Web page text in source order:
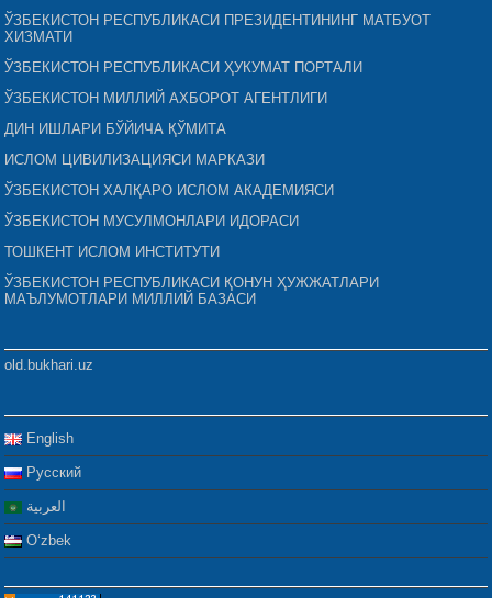
ЎЗБЕКИСТОН РЕСПУБЛИКАСИ ПРЕЗИДЕНТИНИНГ МАТБУОТ
ХИЗМАТИ
ЎЗБЕКИСТОН РЕСПУБЛИКАСИ ҲУКУМАТ ПОРТАЛИ
ЎЗБЕКИСТОН МИЛЛИЙ АХБОРОТ АГЕНТЛИГИ
ДИН ИШЛАРИ БЎЙИЧА ҚЎМИТА
ИСЛОМ ЦИВИЛИЗАЦИЯСИ МАРКАЗИ
ЎЗБЕКИСТОН ХАЛҚАРО ИСЛОМ АКАДЕМИЯСИ
ЎЗБЕКИСТОН МУСУЛМОНЛАРИ ИДОРАСИ
ТОШКЕНТ ИСЛОМ ИНСТИТУТИ
ЎЗБЕКИСТОН РЕСПУБЛИКАСИ ҚОНУН ҲУЖЖАТЛАРИ
МАЪЛУМОТЛАРИ МИЛЛИЙ БАЗАСИ
old.bukhari.uz
English
Русский
العربية
Oʻzbek